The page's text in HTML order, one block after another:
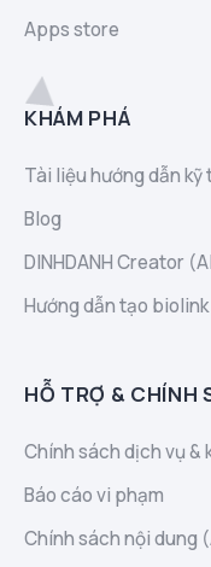
Apps store
KHÁM PHÁ
Tài liệu hướng dẫn kỹ
Blog
DINHDANH Creator
Hướng dẫn tạo biolink
HỖ TRỢ & CHÍNH
Chính sách dịch vụ &
Báo cáo vi phạm
Chính sách nội dung